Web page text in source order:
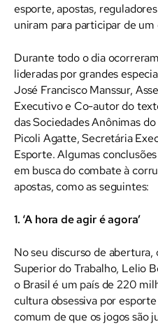
esporte, apostas,
uniram para participar de
Durante todo o dia
lideradas por grandes
José Francisco Manssur,
Executivo e Co-autor do
das Sociedades Anônimas
Picoli Agatte, Secretária
Esporte. Algumas
em busca do combate à
apostas, como as seguintes:
1. ‘A hora de agir é agora’
No seu discurso de
Superior do Trabalho, Lelio
o Brasil é um país de 220
cultura obsessiva por
comum de que os jogos são